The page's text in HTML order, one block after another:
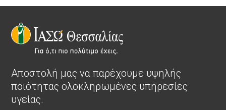
Αποστολή μας να παρέχουμε υψηλής
ποιότητας ολοκληρωμένες υπηρεσίες
υγείας.